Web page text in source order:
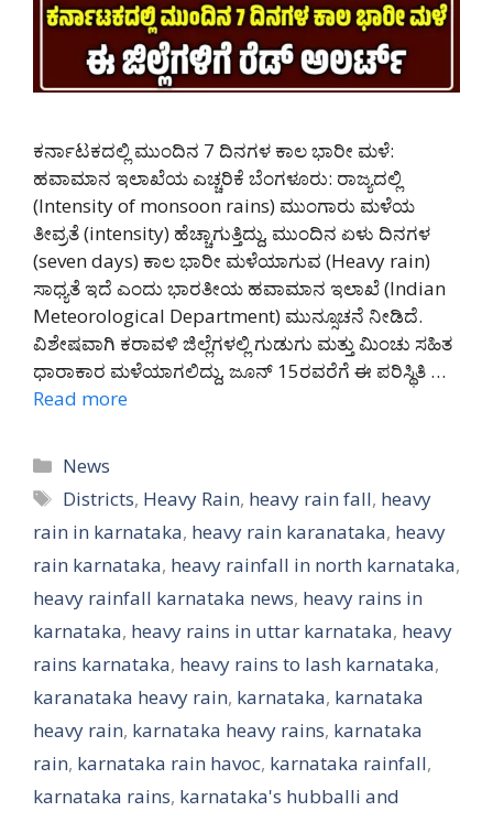
ಕರ್ನಾಟಕದಲ್ಲಿ ಮುಂದಿನ 7 ದಿನಗಳ ಕಾಲ ಭಾರೀ ಮಳೆ:
ಹವಾಮಾನ ಇಲಾಖೆಯ ಎಚ್ಚರಿಕೆ ಬೆಂಗಳೂರು: ರಾಜ್ಯದಲ್ಲಿ
(Intensity of monsoon rains) ಮುಂಗಾರು ಮಳೆಯ
ತೀವ್ರತೆ (intensity) ಹೆಚ್ಚಾಗುತ್ತಿದ್ದು, ಮುಂದಿನ ಏಳು ದಿನಗಳ
(seven days) ಕಾಲ ಭಾರೀ ಮಳೆಯಾಗುವ (Heavy rain)
ಸಾಧ್ಯತೆ ಇದೆ ಎಂದು ಭಾರತೀಯ ಹವಾಮಾನ ಇಲಾಖೆ (Indian
Meteorological Department) ಮುನ್ಸೂಚನೆ ನೀಡಿದೆ.
ವಿಶೇಷವಾಗಿ ಕರಾವಳಿ ಜಿಲ್ಲೆಗಳಲ್ಲಿ ಗುಡುಗು ಮತ್ತು ಮಿಂಚು ಸಹಿತ
ಧಾರಾಕಾರ ಮಳೆಯಾಗಲಿದ್ದು, ಜೂನ್ 15ರವರೆಗೆ ಈ ಪರಿಸ್ಥಿತಿ …
Read more
Categories
News
Tags
Districts, Heavy Rain, heavy rain fall, heavy
rain in karnataka, heavy rain karanataka, heavy
rain karnataka, heavy rainfall in north karnataka,
heavy rainfall karnataka news, heavy rains in
karnataka, heavy rains in uttar karnataka, heavy
rains karnataka, heavy rains to lash karnataka,
karanataka heavy rain, karnataka, karnataka
heavy rain, karnataka heavy rains, karnataka
rain, karnataka rain havoc, karnataka rainfall,
karnataka rains, karnataka's hubballi and